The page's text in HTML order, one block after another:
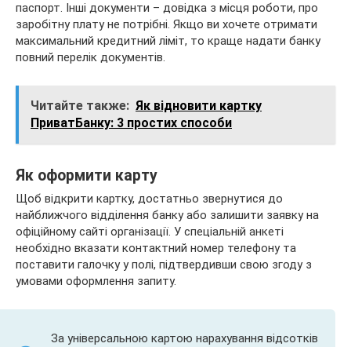
паспорт. Інші документи – довідка з місця роботи, про
заробітну плату не потрібні. Якщо ви хочете отримати
максимальний кредитний ліміт, то краще надати банку
повний перелік документів.
Читайте также: Як відновити картку
ПриватБанку: 3 простих способи
Як оформити карту
Щоб відкрити картку, достатньо звернутися до
найближчого відділення банку або залишити заявку на
офіційному сайті організації. У спеціальній анкеті
необхідно вказати контактний номер телефону та
поставити галочку у полі, підтвердивши свою згоду з
умовами оформлення запиту.
За універсальною картою нарахування відсотків